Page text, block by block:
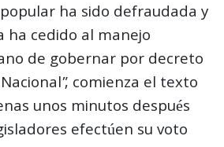
ha sido defraudada y
ha cedido al manejo
de gobernar por decreto
comienza el texto
unos minutos después
efectúen su voto